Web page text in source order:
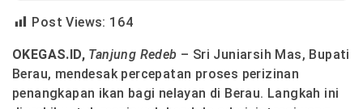
Post Views: 164
OKEGAS.ID, Tanjung Redeb – Sri Juniarsih Mas, Bupati
Berau, mendesak percepatan proses perizinan
penangkapan ikan bagi nelayan di Berau. Langkah ini